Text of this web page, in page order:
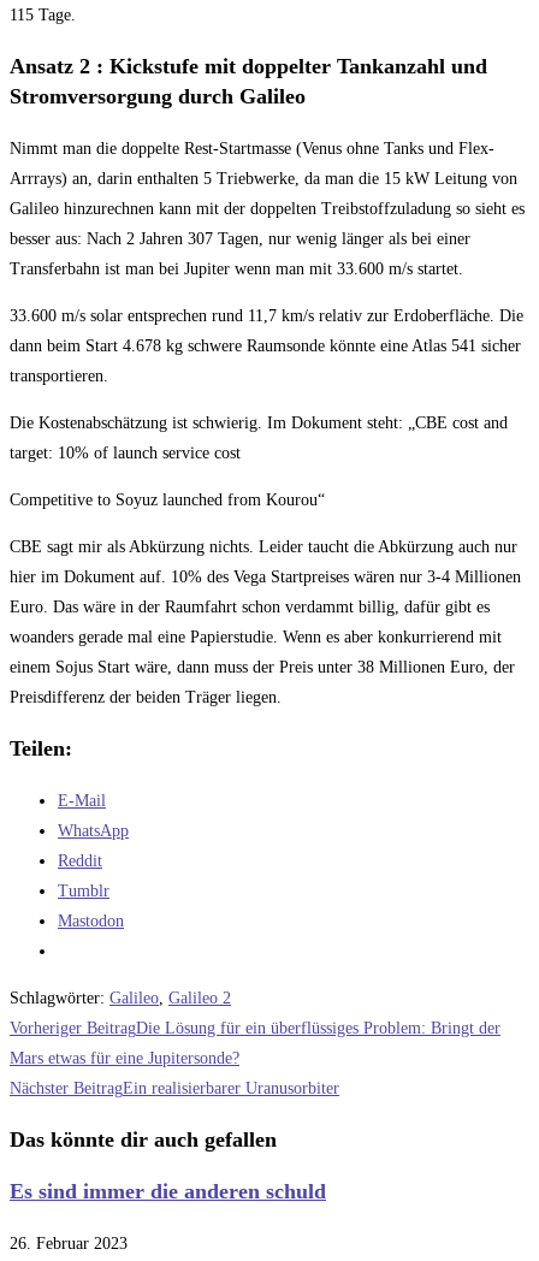
115 Tage.
Ansatz 2 : Kickstufe mit doppelter Tankanzahl und
Stromversorgung durch Galileo
Nimmt man die doppelte Rest-Startmasse (Venus ohne Tanks und Flex-
Arrrays) an, darin enthalten 5 Triebwerke, da man die 15 kW Leitung von
Galileo hinzurechnen kann mit der doppelten Treibstoffzuladung so sieht es
besser aus: Nach 2 Jahren 307 Tagen, nur wenig länger als bei einer
Transferbahn ist man bei Jupiter wenn man mit 33.600 m/s startet.
33.600 m/s solar entsprechen rund 11,7 km/s relativ zur Erdoberfläche. Die
dann beim Start 4.678 kg schwere Raumsonde könnte eine Atlas 541 sicher
transportieren.
Die Kostenabschätzung ist schwierig. Im Dokument steht: „CBE cost and
target: 10% of launch service cost
Competitive to Soyuz launched from Kourou“
CBE sagt mir als Abkürzung nichts. Leider taucht die Abkürzung auch nur
hier im Dokument auf. 10% des Vega Startpreises wären nur 3-4 Millionen
Euro. Das wäre in der Raumfahrt schon verdammt billig, dafür gibt es
woanders gerade mal eine Papierstudie. Wenn es aber konkurrierend mit
einem Sojus Start wäre, dann muss der Preis unter 38 Millionen Euro, der
Preisdifferenz der beiden Träger liegen.
Teilen:
E-Mail
WhatsApp
Reddit
Tumblr
Mastodon
Schlagwörter: Galileo Galileo 2
Weitere
Artikel
ansehen
Vorheriger BeitragDie Lösung für ein überflüssiges Problem: Bringt der
Mars etwas für eine Jupitersonde?
Nächster BeitragEin realisierbarer Uranusorbiter
Das könnte dir auch gefallen
Es sind immer die anderen schuld
26. Februar 2023